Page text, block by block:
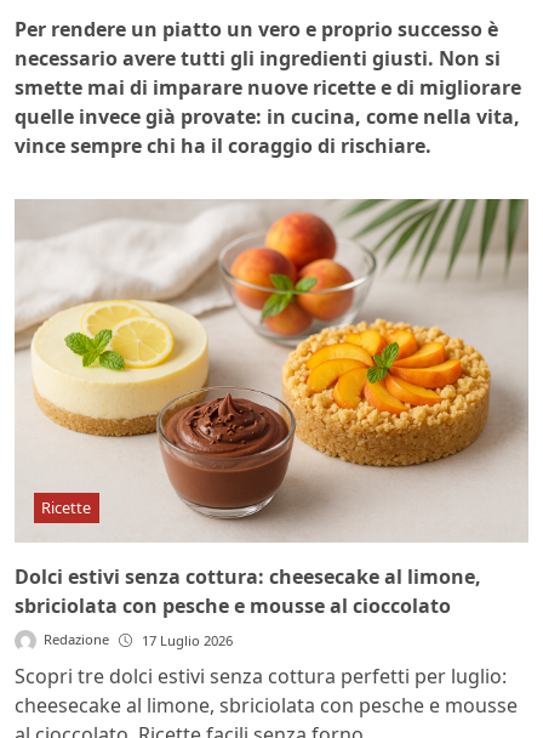
Per rendere un piatto un vero e proprio successo è
necessario avere tutti gli ingredienti giusti. Non si
smette mai di imparare nuove ricette e di migliorare
quelle invece già provate: in cucina, come nella vita,
vince sempre chi ha il coraggio di rischiare.
Ricette
Dolci estivi senza cottura: cheesecake al limone,
sbriciolata con pesche e mousse al cioccolato
Redazione 17 Luglio 2026
Scopri tre dolci estivi senza cottura perfetti per luglio:
cheesecake al limone, sbriciolata con pesche e mousse